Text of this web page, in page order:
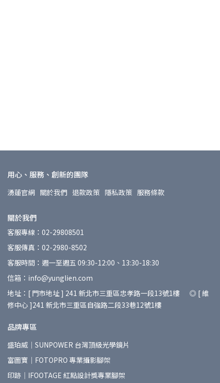
用心、服務、創新的團隊
湧蓮官網 關於我們 退款政策 隱私政策 服務條款
關於我們
客服專線：02-29808501
客服傳真：02-2980-8502
客服時間：週一至週五 09:30-12:00、13:30-18:30
信箱：info@yunglien.com
地址：[ 門市地址 ] 241 新北市三重區忠孝路一段13號1樓 ◎ [ 維
修中心 ]241 新北市三重區自強路二段33巷12號1樓
品牌專區
盛珀威｜SUNPOWER 台灣頂級光學鏡片
富圖寶｜FOTOPRO 專業攝影腳架
印跡｜IFOOTAGE 紅點設計獎專業腳架